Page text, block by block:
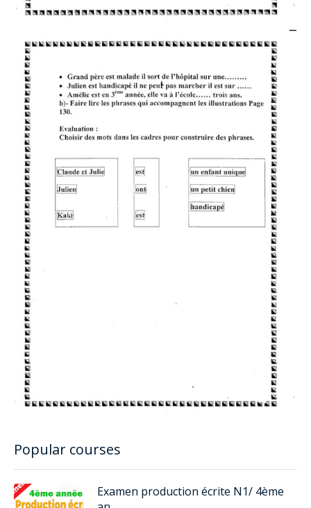
Popular courses
Examen production écrite N1/ 4ème